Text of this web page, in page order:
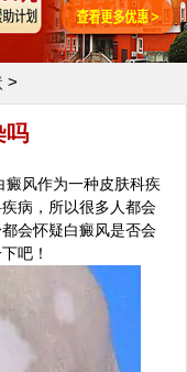
>
吗
癜风作为一种皮肤科疾
病，所以很多人都会
会怀疑白癜风是否会
吧！